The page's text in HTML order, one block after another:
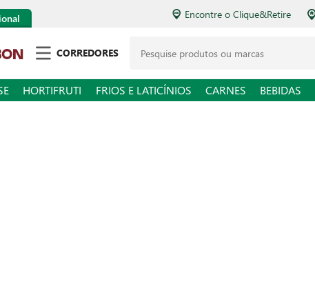
Encontre o Clique&Retire
CORREDORES
HORTIFRUTI FRIOS E LATICÍNIOS CARNES BEBIDAS